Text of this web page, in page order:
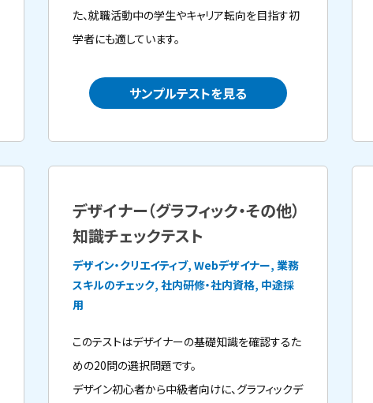
た、就職活動中の学生やキャリア転向を目指す初
学者にも適しています。
サンプルテストを見る
デザイナー（グラフィック・その他）
知識チェックテスト
デザイン・クリエイティブ, Webデザイナー, 業務
スキルのチェック, 社内研修・社内資格, 中途採
用
このテストはデザイナーの基礎知識を確認するた
めの20問の選択問題です。
デザイン初心者から中級者向けに、グラフィックデ